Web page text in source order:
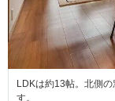
LDKは約13帖。北側
す。